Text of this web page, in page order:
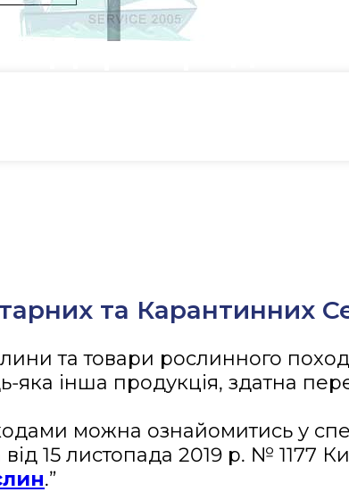
з
та Карантинних
та товари рослинного
яка інша продукція, здатна
можна ознайомитись у
15 листопада 2019 р. № 1177
.”